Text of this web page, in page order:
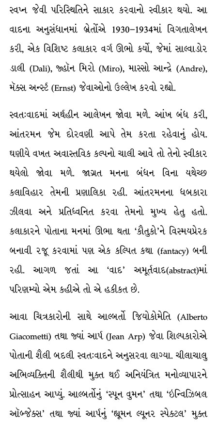
સ્વપ્ન જેવી પરિસ્થિતિને સાકાર કરવાનો સ્વીકાર થયો. આ
વાદના અનુસંધાનમાં બ્રેતોંએ 1930–1934માં વિગતાલેખન
કરી, એક વિશિષ્ટ કલાકાર વર્ગ ઊભો કર્યો, જેમાં સાલ્વાડોર
ડાલી (Dali), જ્હૉન મિરો (Miro), માસ્સો આન્દ્રે (Andre),
મૅક્સ અર્ન્સ્ટ (Ernst) જેવાઓનો ઉલ્લેખ કરવો રહ્યો.
સ્વત:વાદમાં અર્થહીન આલેખન જોવા મળે. આંખ બંધ કરી,
આંતરમન જેમ દોરવણી આપે તેમ કરતા રહેવાનું હોય.
ઘણીયે વખત અવાસ્તવિક કલ્પનો ચાલી આવે તો તેનો સ્વીકાર
થયેલો જોવા મળે. જાગ્રત મનના બંધન વિના યથેચ્છ
કલાવિહાર તેમની પ્રણાલિકા રહી. આંતરમનના ધબકારા
ઝીલવા અને પ્રતિધ્વનિત કરવા તેમનો મુખ્ય હેતુ હતો.
કલાકારને પોતાના મનમાં ઊભા થતા ‘કૌતુકો’ને વિસ્મયપ્રેરક
બનાવી રજૂ કરવામાં પણ એક કલ્પિત કથા (fantacy) બની
રહી. આગળ જતાં આ ‘વાદ’ અમૂર્તવાદ(abstract)માં
પરિણમ્યો એમ કહીએ તો એ હકીકત છે.
આવા ચિત્રકારોની સાથે આલ્બર્તો જિયોકોમેતિ (Alberto
Giacometti) તથા જ્યાં આર્પ (Jean Arp) જેવા શિલ્પકારોએ
પોતાની શૈલી બદલી સ્વત:વાદને અનુસરવા લાગ્યા. ચીલાચાલુ
અભિવ્યક્તિની શૈલીથી મુક્ત થઈ અનિયંત્રિત મનોવ્યાપારને
પ્રોત્સાહન આપ્યું. આલ્બર્તોનું ‘સ્પૂન વુમન’ તથા ‘ઇન્વિઝિબલ
ઑબ્જેક્સ’ તથા જ્યાં આર્પનું ‘હ્યૂમન લ્યૂનર સ્પેક્ટલ’ મુક્ત